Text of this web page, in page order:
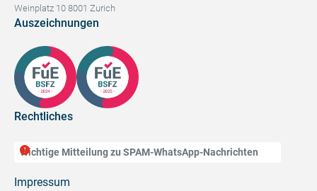
Weinplatz 10 8001 Zurich
Auszeichnungen
Rechtliches
Wichtige Mitteilung zu SPAM-WhatsApp-Nachrichten
Impressum